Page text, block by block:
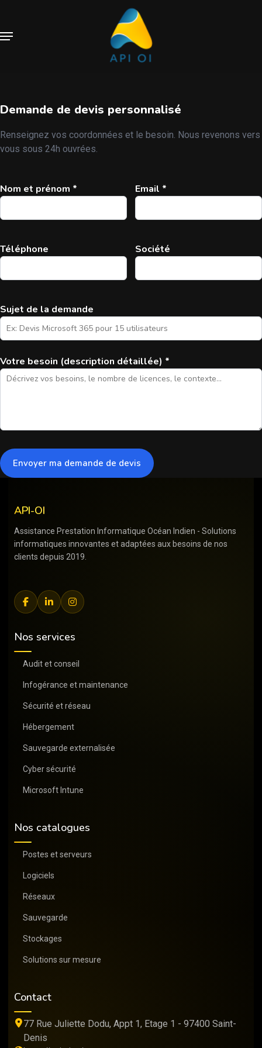
main
Menu
Demande de devis personnalisé
Renseignez vos coordonnées et le besoin. Nous revenons vers
vous sous 24h ouvrées.
Nom et prénom * Email *
Téléphone Société
Sujet de la demande
Votre besoin (description détaillée) *
API-OI
Assistance Prestation Informatique Océan Indien - Solutions
informatiques innovantes et adaptées aux besoins de nos
clients depuis 2019.
Nos services
Audit et conseil
Infogérance et maintenance
Sécurité et réseau
Hébergement
Sauvegarde externalisée
Cyber sécurité
Microsoft Intune
Nos catalogues
Postes et serveurs
Logiciels
Réseaux
Sauvegarde
Stockages
Solutions sur mesure
Contact
77 Rue Juliette Dodu, Appt 1, Etage 1 - 97400 Saint-
Denis